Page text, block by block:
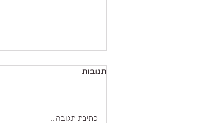
תגובות
כתיבת תגובה...